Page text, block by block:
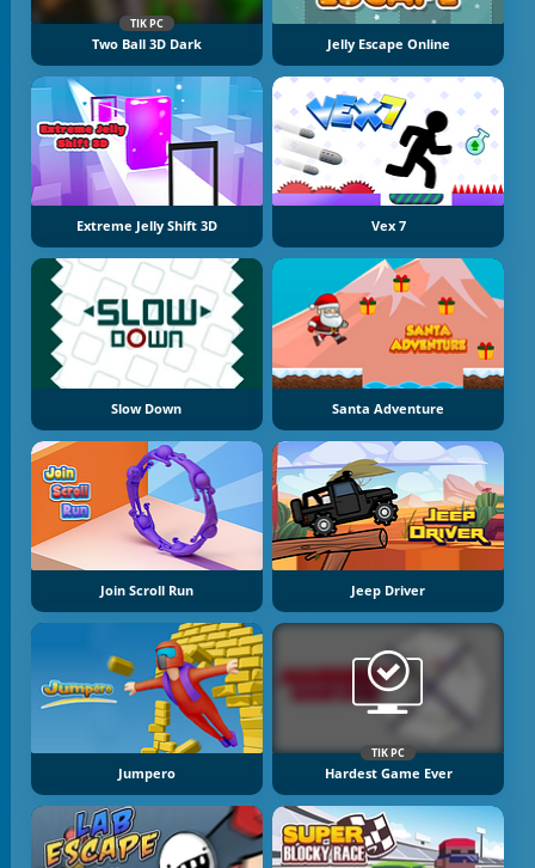
TIK PC
Two Ball 3D Dark Jelly Escape Online
Extreme Jelly Shift 3D Vex 7
Slow Down Santa Adventure
Join Scroll Run Jeep Driver
Jumpero
TIK PC
Hardest Game Ever